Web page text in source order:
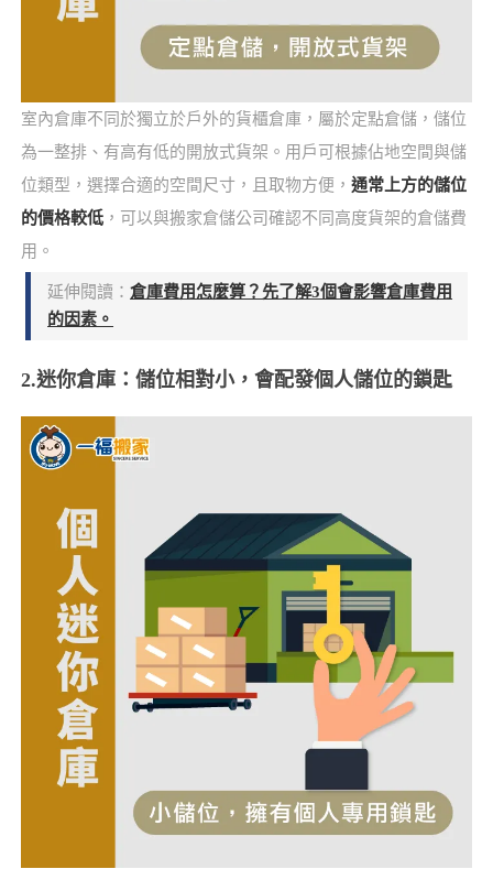
室內倉庫不同於獨立於戶外的貨櫃倉庫，屬於定點倉儲，儲位
為一整排、有高有低的開放式貨架。用戶可根據佔地空間與儲
位類型，選擇合適的空間尺寸，且取物方便， 通常上方的儲位
的價格較低，可以與搬家倉儲公司確認不同高度貨架的倉儲費
用。
延伸閱讀：倉庫費用怎麼算？先了解3個會影響倉庫費用
的因素。
2.迷你倉庫：儲位相對小，會配發個人儲位的鎖匙